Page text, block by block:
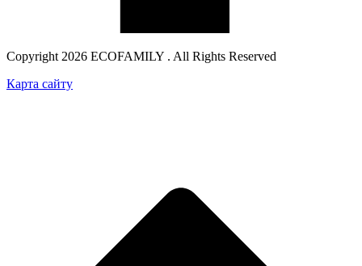
Copyright 2026 ECOFAMILY . All Rights Reserved
Карта сайту